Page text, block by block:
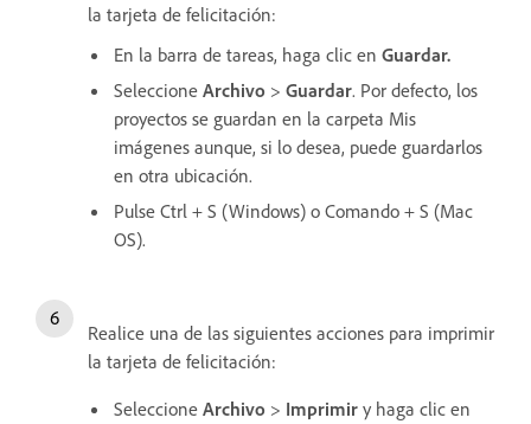
la tarjeta de felicitación:
En la barra de tareas, haga clic en Guardar.
Seleccione Archivo > Guardar. Por defecto, los
proyectos se guardan en la carpeta Mis
imágenes aunque, si lo desea, puede guardarlos
en otra ubicación.
Pulse Ctrl + S (Windows) o Comando + S (Mac
OS).
Realice una de las siguientes acciones para imprimir
la tarjeta de felicitación:
Seleccione Archivo > Imprimir y haga clic en